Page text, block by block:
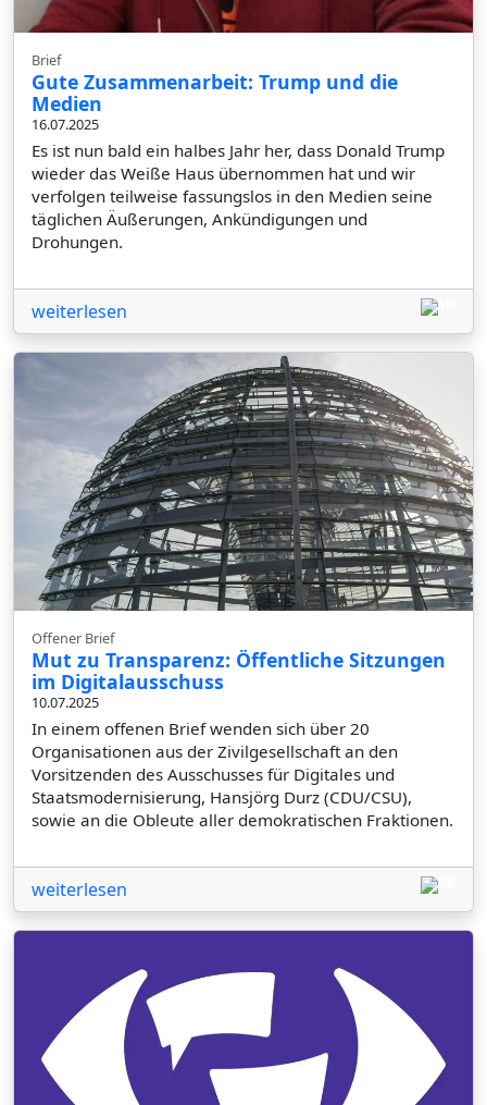
Brief
Gute Zusammenarbeit: Trump und die
Medien
16.07.2025
Es ist nun bald ein halbes Jahr her, dass Donald Trump
wieder das Weiße Haus übernommen hat und wir
verfolgen teilweise fassungslos in den Medien seine
täglichen Äußerungen, Ankündigungen und
Drohungen.
weiterlesen
Offener Brief
Mut zu Transparenz: Öffentliche Sitzungen
im Digitalausschuss
10.07.2025
In einem offenen Brief wenden sich über 20
Organisationen aus der Zivilgesellschaft an den
Vorsitzenden des Ausschusses für Digitales und
Staatsmodernisierung, Hansjörg Durz (CDU/CSU),
sowie an die Obleute aller demokratischen Fraktionen.
weiterlesen